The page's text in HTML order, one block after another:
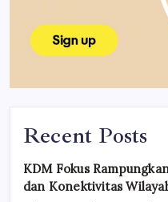
Recent Posts
KDM Fokus
dan Konektivitas